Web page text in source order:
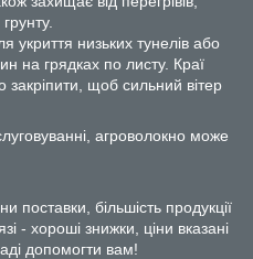
укриття низьких тунелів або
на грядках по листу. Краї
закріпити, щоб сильний вітер
агроволокно може
поставки, більшість продукції
- хороші знижки, ціни вказані
допомогти вам!